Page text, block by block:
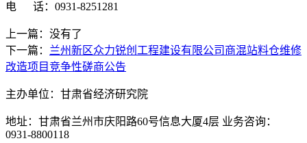
电 话： 0931-8251281
上一篇：没有了
下一篇： 兰州新区众力锐创工程建设有限公司商混站料仓维修
改造项目竞争性磋商公告
主办单位：甘肃省经济研究院
地址：甘肃省兰州市庆阳路60号信息大厦4层 业务咨询：
0931-8800118